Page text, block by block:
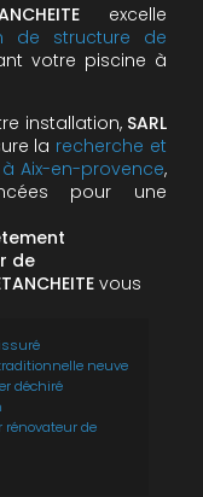
excelle
de structure de
votre piscine à
installation, SARL
la recherche et
Aix-en-provence,
pour une
de
vous
neuve
déchiré
de